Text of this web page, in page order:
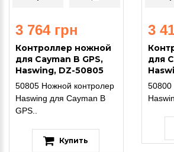
3 764 грн
Контроллер ножной
для Cayman B GPS,
Haswing, DZ-50805
50805 Ножной контролер
Haswing для Cayman B
GPS..
Купить
3
для
50800